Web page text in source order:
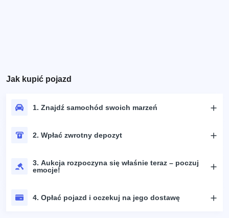
Jak kupić pojazd
1. Znajdź samochód swoich marzeń
2. Wpłać zwrotny depozyt
3. Aukcja rozpoczyna się właśnie teraz – poczuj
emocje!
4. Opłać pojazd i oczekuj na jego dostawę